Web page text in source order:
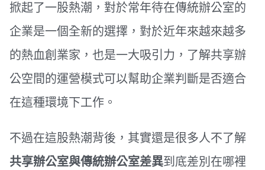
掀起了一股熱潮，對於常年待在傳統辦公室的
企業是一個全新的選擇，對於近年來越來越多
的熱血創業家，也是一大吸引力，了解共享辦
公空間的運營模式可以幫助企業判斷是否適合
在這種環境下工作。
不過在這股熱潮背後，其實還是很多人不了解
共享辦公室與傳統辦公室差異到底差別在哪裡